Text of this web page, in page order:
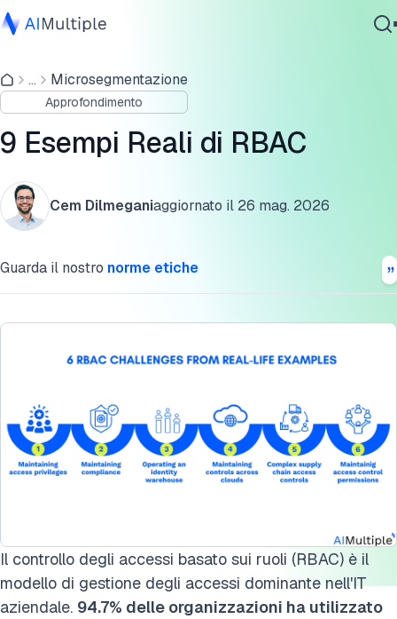
IA Agente
Sicurezza Informatica
Dati
Software Aziendale
Servizi
Contattaci
... Microsegmentazione
Approfondimento
9 Esempi Reali di RBAC
Cem Dilmeganiaggiornato il 26 mag. 2026
Guarda il nostro norme etiche
Il controllo degli accessi basato sui ruoli (RBAC) è il
modello di gestione degli accessi dominante nell'IT
aziendale. 94.7% delle organizzazioni ha utilizzato
Che Cos'è RBAC?
Futuro di RBAC